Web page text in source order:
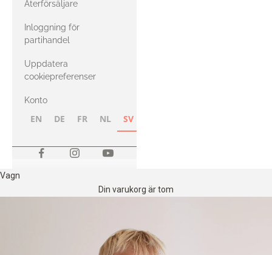
med Heavy
Merino
Återförsäljare
Inloggning för
partihandel
Uppdatera
cookiepreferenser
Konto
EN DE FR NL SV
Vagn
Din varukorg är tom